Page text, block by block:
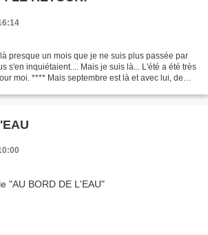
presque un mois que je ne suis plus passée par
s'en inquiétaient.... Mais je suis là... L'été a été très
moi. **** Mais septembre est là et avec lui, de